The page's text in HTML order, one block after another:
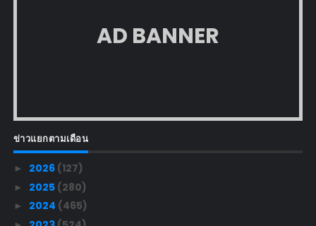
AD BANNER
ข่าวแยกตามเดือน
► 2026 (127)
► 2025 (280)
► 2024 (465)